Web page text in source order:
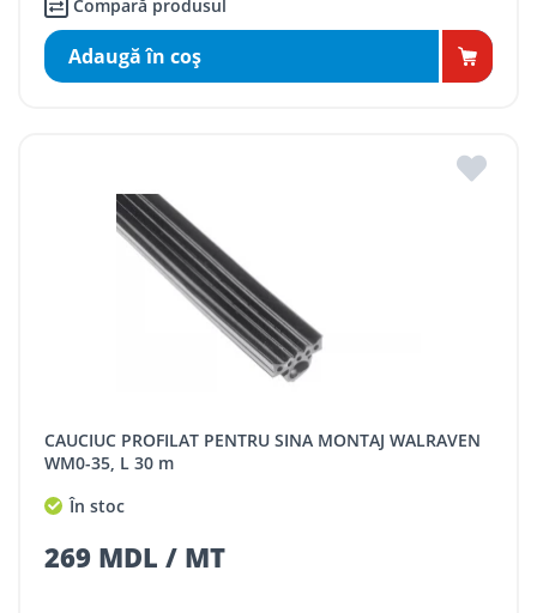
Compară produsul
Adaugă în coş
CAUCIUC PROFILAT PENTRU SINA MONTAJ WALRAVEN
WM0-35, L 30 m
În stoc
269 MDL / MT